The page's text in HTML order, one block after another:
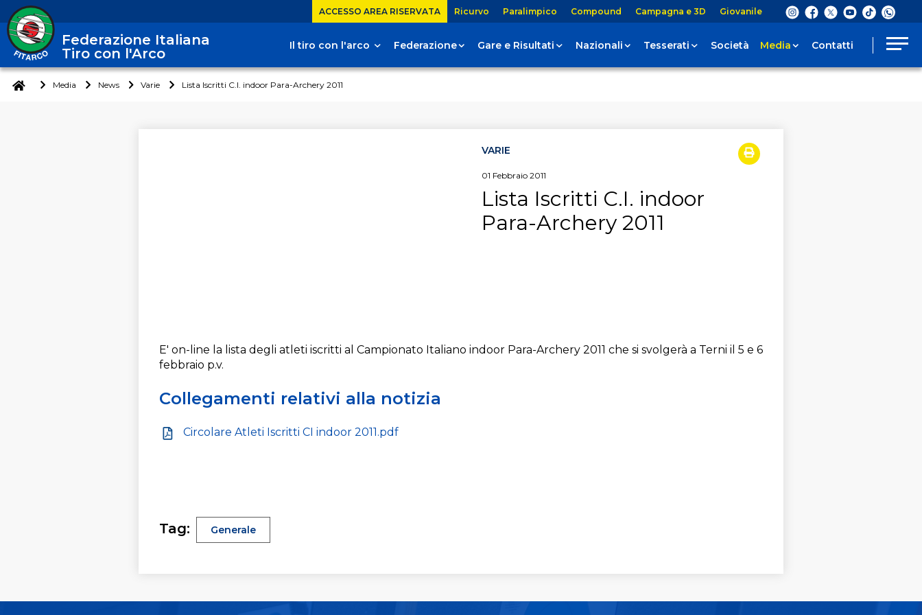
ACCESSO AREA RISERVATA Ricurvo Paralimpico Compound Campagna e 3D Giovanile
Federazione Italiana
Tiro con l'Arco
Il tiro con l'arco Federazione Gare e Risultati Nazionali Tesserati Società Media Contatti
Media News Varie Lista Iscritti C.I. indoor Para-Archery 2011
VARIE
01 Febbraio 2011
Lista Iscritti C.I. indoor
Para-Archery 2011
E' on-line la lista degli atleti iscritti al Campionato Italiano indoor Para-Archery 2011 che si svolgerà a Terni il 5 e 6
febbraio p.v.
Collegamenti relativi alla notizia
Circolare Atleti Iscritti CI indoor 2011.pdf
Tag: Generale